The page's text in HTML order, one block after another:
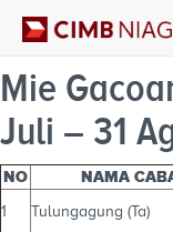
Mie
Juli – 31
NO NAMA
1 Tulungagung (Ta)